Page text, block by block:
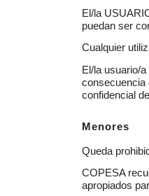
El/la
puedan ser
Cualquier
El/la usuario/
consecuencia
confidencial
Menores
Queda
COPESA
apropiados